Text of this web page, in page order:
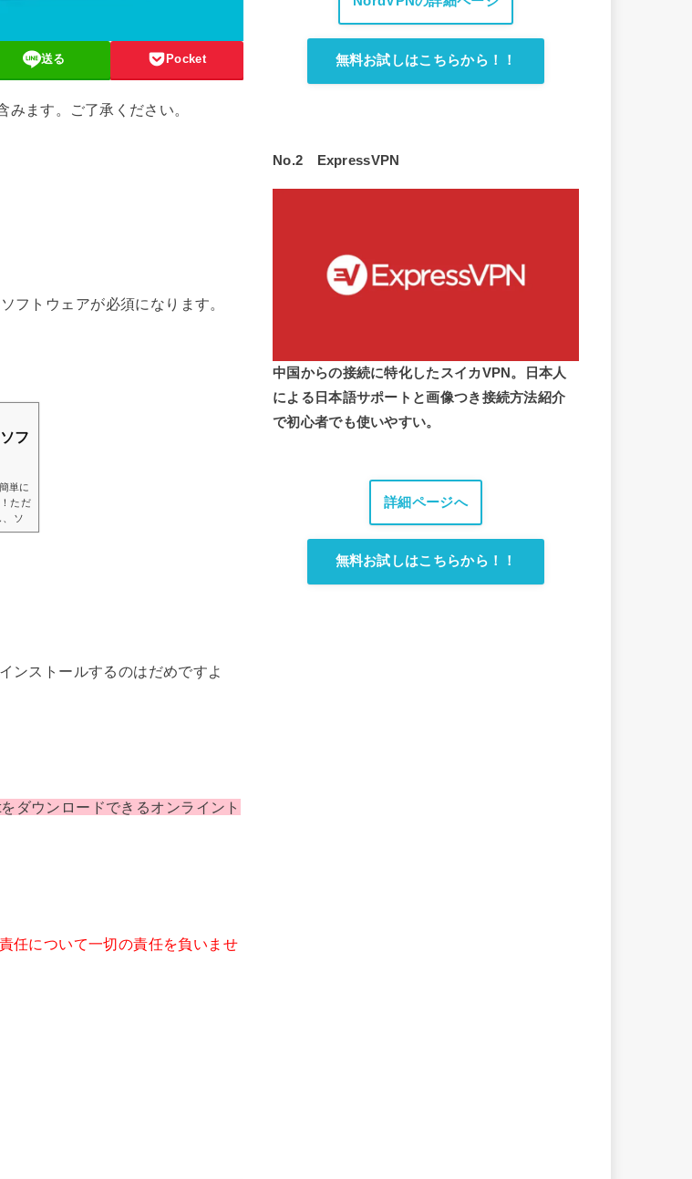
送る Pocket
ます。ご了承ください。
フトウェアが必須になります。
フ
単に
ただ
、ソ
のト
ンストールするのはだめですよ
ダウンロードできるオンライント
任について一切の責任を負いませ
無料お試しはこちらから！！
No.2 ExpressVPN
中国からの接続に特化したスイカVPN。日本人
による日本語サポートと画像つき接続方法紹介
で初心者でも使いやすい。
詳細ページへ
無料お試しはこちらから！！